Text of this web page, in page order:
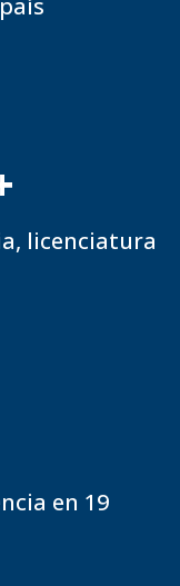
licenciatura
en 19